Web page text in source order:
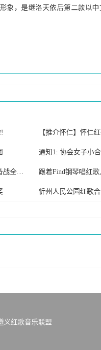
象，是继洛天依后第二款以
通知1: 协会女子小
【放歌新衡阳】衡阳县老年红歌合唱团积极备战全市老干部合唱比赛
忻州人民公园红歌合
义红歌音乐联盟